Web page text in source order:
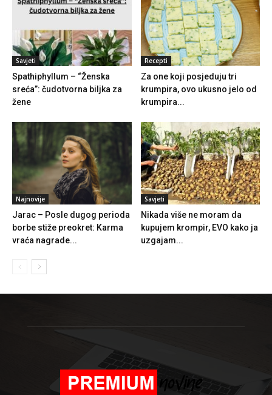
Savjeti
Spathiphyllum – “Ženska
sreća”: čudotvorna biljka za
žene
Recepti
Za one koji posjeduju tri
krumpira, ovo ukusno jelo od
krumpira...
Najnovije
Jarac – Posle dugog perioda
borbe stiže preokret: Karma
vraća nagrade...
Savjeti
Nikada više ne moram da
kupujem krompir, EVO kako ja
uzgajam...